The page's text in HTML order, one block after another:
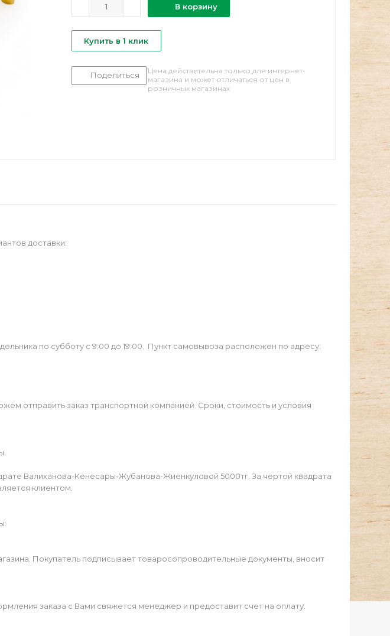
В корзину
Купить в 1 клик
Поделиться
Цена действительна только для интернет-
магазина и может отличаться от цен в
розничных магазинах
доставки:
по субботу с 9:00 до 19:00. Пункт самовывоза расположен по адресу:
отправить заказ транспортной компанией. Сроки, стоимость и условия
Валиханова-Кенесары-Жубанова-Жиенкуловой 5000тг. За чертой квадрата
клиентом.
Покупатель подписывает товаросопроводительные документы, вносит
заказа с Вами свяжется менеджер и предоставит счет на оплату.